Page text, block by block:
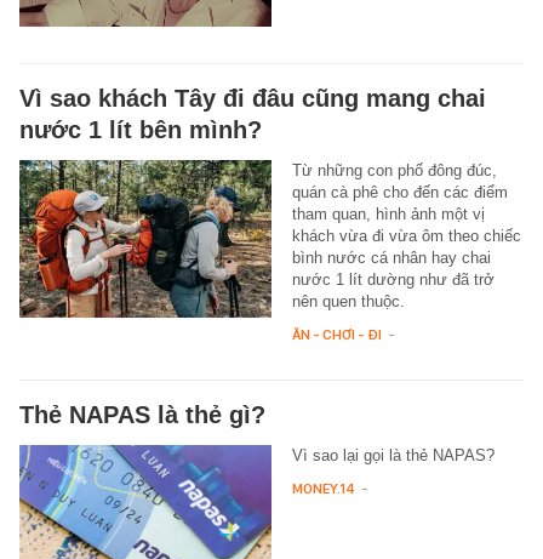
Vì sao khách Tây đi đâu cũng mang chai
nước 1 lít bên mình?
Từ những con phố đông đúc,
quán cà phê cho đến các điểm
tham quan, hình ảnh một vị
khách vừa đi vừa ôm theo chiếc
bình nước cá nhân hay chai
nước 1 lít dường như đã trở
nên quen thuộc.
ĂN - CHƠI - ĐI -
Thẻ NAPAS là thẻ gì?
Vì sao lại gọi là thẻ NAPAS?
MONEY.14 -